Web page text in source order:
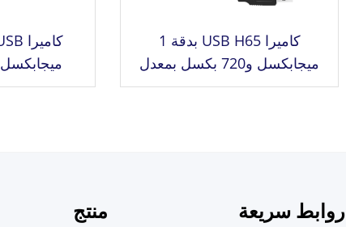
كاميرا USB H65 بدقة 1
ميجابكسل و720 بكسل بمعدل
30 إطارًا في الثانية، مستشعر
روابط سريعة منتج